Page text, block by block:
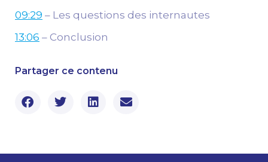
09:29 – Les questions des internautes
13:06 – Conclusion
Partager ce contenu